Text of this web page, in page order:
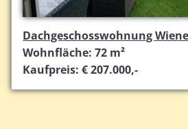
Dachgeschosswohnung
Wohnfläche: 72 m²
Kaufpreis: € 207.000,-